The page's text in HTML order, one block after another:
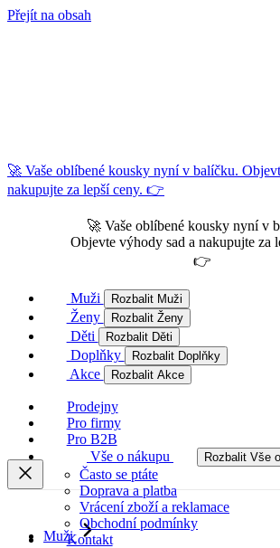
Přejít na obsah
🚀 Vaše oblíbené kousky nyní v balíčku.
nakupujte za lepší ceny. 👉
🚀 Vaše oblíbené kousky nyní v
Objevte výhody sad a nakupujte za
👉
Muži Rozbalit Muži
Ženy Rozbalit Ženy
Děti Rozbalit Děti
Doplňky Rozbalit Doplňky
Akce Rozbalit Akce
Prodejny
Pro firmy
Pro B2B
Vše o nákupu
Rozbalit Vše
Často se ptáte
Doprava a platba
Vrácení zboží a reklamace
Obchodní podmínky
Kontakt
Muži